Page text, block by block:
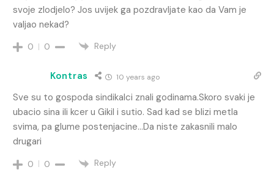
svoje zlodjelo? Jos uvijek ga pozdravljate kao da Vam je
valjao nekad?
0 0 Reply
Kontras 10 years ago
Sve su to gospoda sindikalci znali godinama.Skoro svaki je
ubacio sina ili kcer u Gikil i sutio. Sad kad se blizi metla
svima, pa glume postenjacine…Da niste zakasnili malo
drugari
0 0 Reply